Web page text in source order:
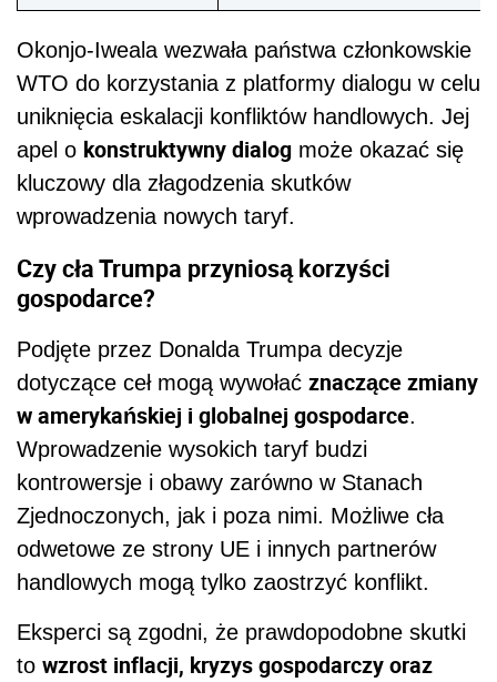
Okonjo-Iweala wezwała państwa członkowskie
WTO do korzystania z platformy dialogu w celu
uniknięcia eskalacji konfliktów handlowych. Jej
apel o konstruktywny dialog może okazać się
kluczowy dla złagodzenia skutków
wprowadzenia nowych taryf.
Czy cła Trumpa przyniosą korzyści
gospodarce?
Podjęte przez Donalda Trumpa decyzje
dotyczące ceł mogą wywołać znaczące zmiany
w amerykańskiej i globalnej gospodarce.
Wprowadzenie wysokich taryf budzi
kontrowersje i obawy zarówno w Stanach
Zjednoczonych, jak i poza nimi. Możliwe cła
odwetowe ze strony UE i innych partnerów
handlowych mogą tylko zaostrzyć konflikt.
Eksperci są zgodni, że prawdopodobne skutki
to wzrost inflacji, kryzys gospodarczy oraz